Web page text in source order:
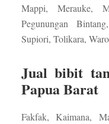
Mappi, Merauke,
Pegunungan
Supiori, Tolikara,
Jual bibit
Papua Barat
Fakfak, Kaimana,